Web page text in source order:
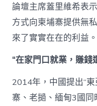
論壇主席蓋里維希表
方式向柬埔寨提供無
來了實實在在的利益。
“在家門口就業，賺錢
2014年，中國提出“
寨、老撾、緬甸3國